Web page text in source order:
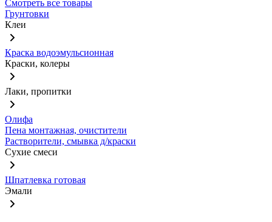
Смотреть все товары
Грунтовки
Клеи
Краска водоэмульсионная
Краски, колеры
Лаки, пропитки
Олифа
Пена монтажная, очистители
Растворители, смывка д/краски
Сухие смеси
Шпатлевка готовая
Эмали